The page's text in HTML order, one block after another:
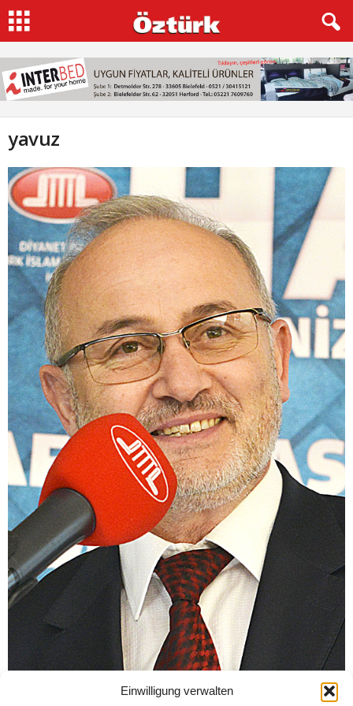
Einwilligung verwalten
yavuz